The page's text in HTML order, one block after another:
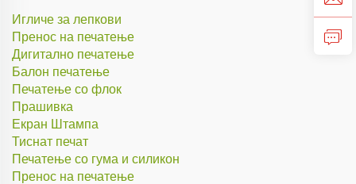
Игличе за лепкови
Пренос на печатење
Дигитално печатење
Балон печатење
Печатење со флок
Прашивка
Екран Штампа
Тиснат печат
Печатење со гума и силикон
Пренос на печатење